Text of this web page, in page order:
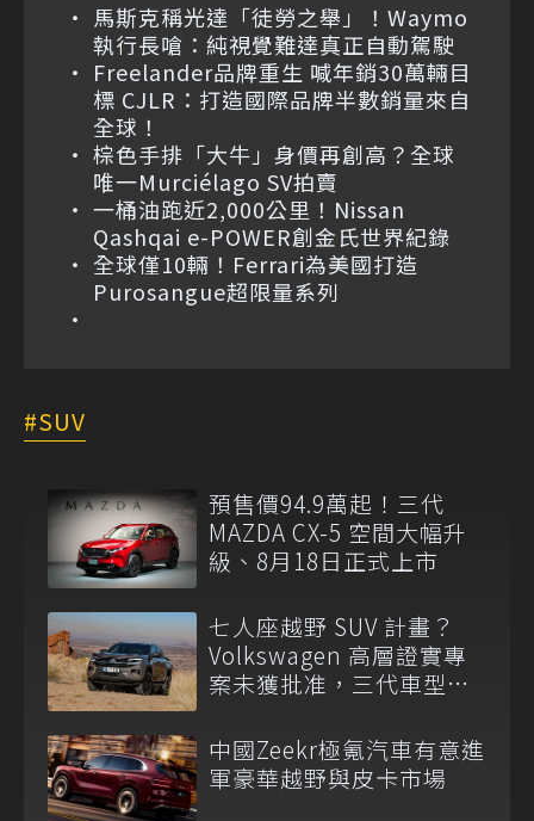
馬斯克稱光達「徒勞之舉」！Waymo
執行長嗆：純視覺難達真正自動駕駛
Freelander品牌重生 喊年銷30萬輛目
標 CJLR：打造國際品牌半數銷量來自
全球！
棕色手排「大牛」身價再創高？全球
唯一Murciélago SV拍賣
一桶油跑近2,000公里！Nissan
Qashqai e-POWER創金氏世界紀錄
全球僅10輛！Ferrari為美國打造
Purosangue超限量系列
SUV
預售價94.9萬起！三代
MAZDA CX-5 空間大幅升
級、8月18日正式上市
七人座越野 SUV 計畫？
Volkswagen 高層證實專
案未獲批准，三代車型不
中國Zeekr極氪汽車有意進
軍豪華越野與皮卡市場